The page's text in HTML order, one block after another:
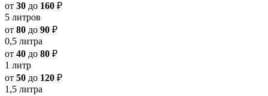
от 30 до 160 ₽
5 литров
от 80 до 90 ₽
0,5 литра
от 40 до 80 ₽
1 литр
от 50 до 120 ₽
1,5 литра